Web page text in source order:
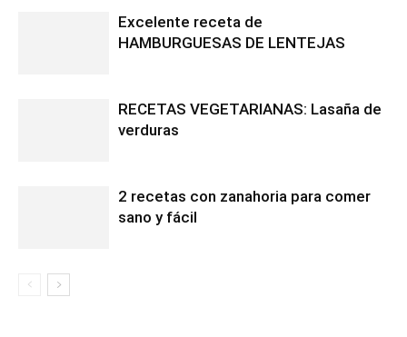
Excelente receta de
HAMBURGUESAS DE LENTEJAS
RECETAS VEGETARIANAS: Lasaña de
verduras
2 recetas con zanahoria para comer
sano y fácil